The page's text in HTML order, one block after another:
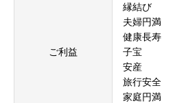
ご利益
縁結び
夫婦円満
健康長寿
子宝
安産
旅行安全
家庭円満